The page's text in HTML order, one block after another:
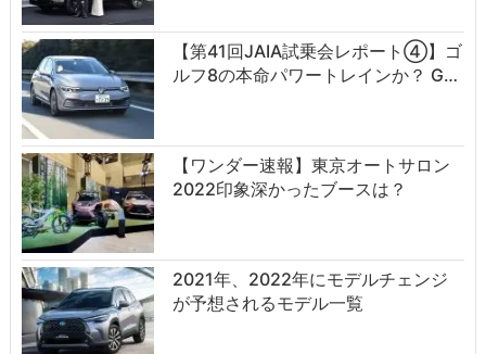
【第41回JAIA試乗会レポート④】ゴ
ルフ8の本命パワートレインか？ G…
【ワンダー速報】東京オートサロン
2022印象深かったブースは？
2021年、2022年にモデルチェンジ
が予想されるモデル一覧